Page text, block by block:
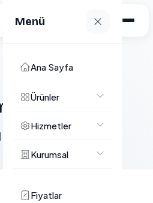
Menü
Ana Sayfa
Ürünler
Hizmetler
Kurumsal
Fiyatlar